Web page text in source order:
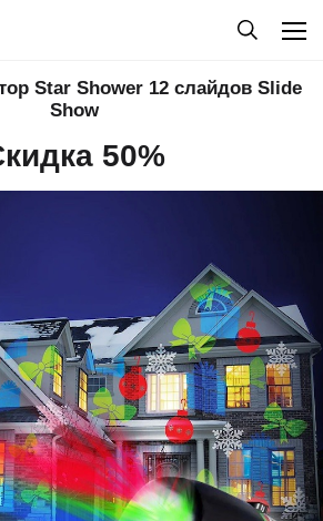
Star Shower 12 слайдов Slide
Show
50%